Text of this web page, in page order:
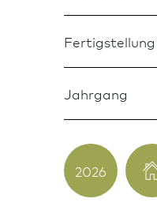
Fertigstellung
Jahrgang
2026